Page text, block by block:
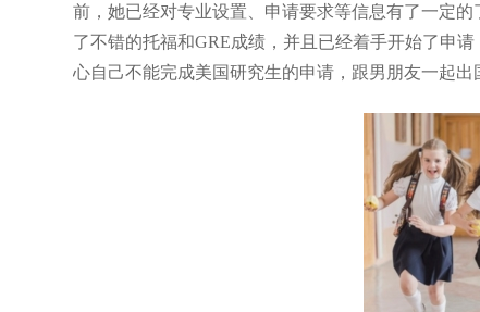
前，她已经对专业设置、申请要求等信息有了一定
了不错的托福和GRE成绩，并且已经着手开始了申
心自己不能完成美国研究生的申请，跟男朋友一起出